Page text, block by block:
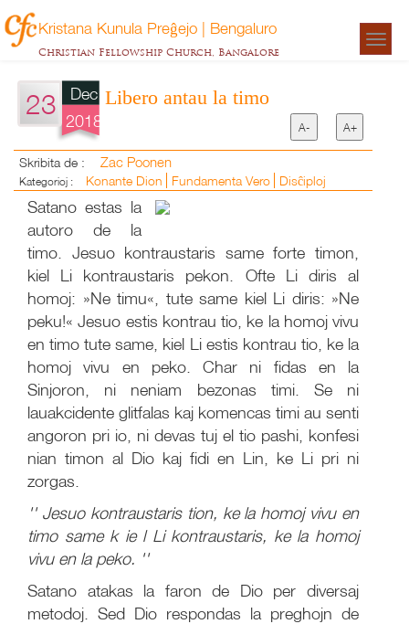
Kristana Kunula Preĝejo | Bengaluro
Christian Fellowship Church, Bangalore
23
Dec
2018
Libero antau la timo
A- A+
Skribita de : Zac Poonen
Kategorioj : Konante Dion Fundamenta Vero Disĉiploj
Satano estas la
autoro de la
timo. Jesuo kontraustaris same forte timon,
kiel Li kontraustaris pekon. Ofte Li diris al
homoj: »Ne timu«, tute same kiel Li diris: »Ne
peku!« Jesuo estis kontrau tio, ke la homoj vivu
en timo tute same, kiel Li estis kontrau tio, ke la
homoj vivu en peko. Char ni fidas en la
Sinjoron, ni neniam bezonas timi. Se ni
lauakcidente glitfalas kaj komencas timi au senti
angoron pri io, ni devas tuj el tio pashi, konfesi
nian timon al Dio kaj fidi en Lin, ke Li pri ni
zorgas.
'' Jesuo kontraustaris tion, ke la homoj vivu en
timo same k ie l Li kontraustaris, ke la homoj
vivu en la peko. ''
Satano atakas la faron de Dio per diversaj
metodoj. Sed Dio respondas la preghojn de